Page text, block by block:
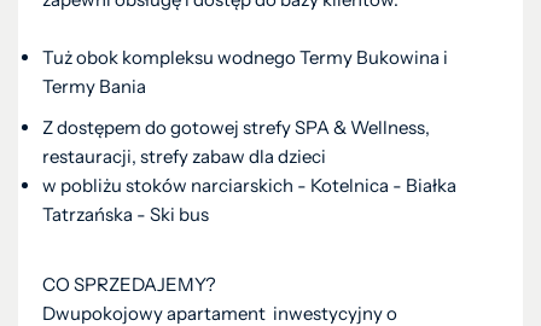
Tuż obok kompleksu wodnego Termy Bukowina i
Termy Bania
Z dostępem do gotowej strefy SPA & Wellness,
restauracji, strefy zabaw dla dzieci
w pobliżu stoków narciarskich - Kotelnica - Białka
Tatrzańska - Ski bus
CO SPRZEDAJEMY?
Dwupokojowy apartament inwestycyjny o